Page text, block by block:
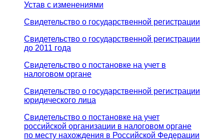
Устав с изменениями
Свидетельство о государственной регистрации
Свидетельство о государственной регистрации
до 2011 года
Свидетельство о постановке на учет в
налоговом органе
Свидетельство о государственной регистрации
юридического лица
Свидетельство о постановке на учет
российской организации в налоговом органе
по месту нахождения в Российской Федерации